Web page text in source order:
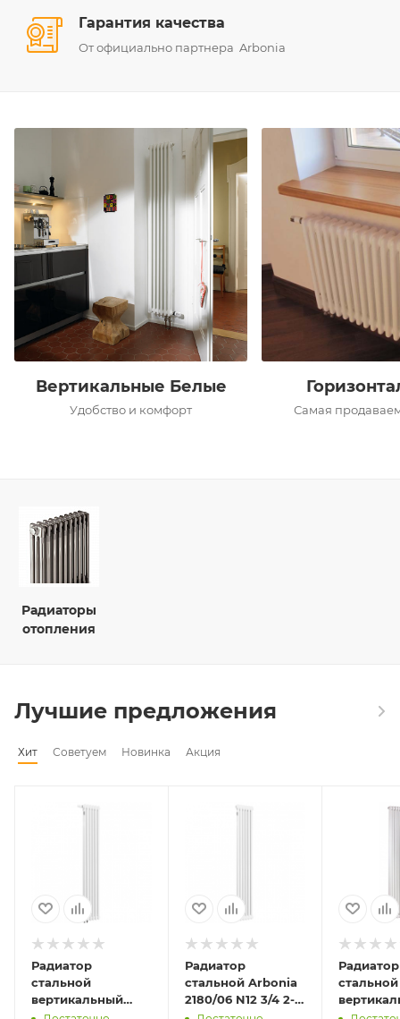
Гарантия качества
От официально партнера Arbonia
Вертикальные Белые
Удобство и комфорт Самая
Радиаторы
отопления
Лучшие предложения
Хит Советуем Новинка Акция
Радиатор
стальной
вертикальный
Радиатор
стальной Arbonia
2180/06 N12 3/4 2-
Радиатор
стальной